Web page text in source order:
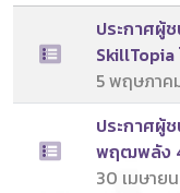
ประกาศผู้
SkillTopia
5 พฤษภาค
ประกาศผู้
พฤฒพลัง
อายุแบบป
30 เมษาย